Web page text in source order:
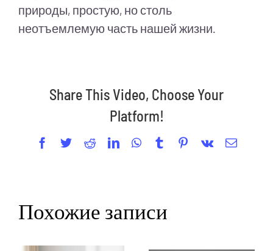
природы, простую, но столь
неотъемлемую часть нашей жизни.
Share This Video, Choose Your
Platform!
Facebook
TwitterRedditLinkedInWhatsApp
TumblrPinterest
Vk Email
Похожие записи